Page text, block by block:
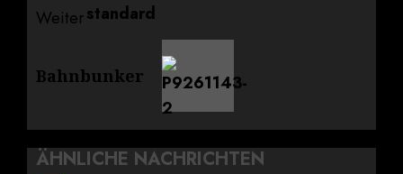
Weiter
Beitrag:
Bahnbunker
ÄHNLICHE NACHRICHTEN